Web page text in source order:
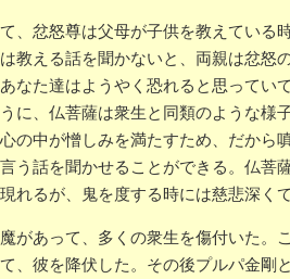
、忿怒尊は父母が子供を教えている
教える話を聞かないと、両親は忿怒
なた達はようやく恐れると思ってい
に、仏菩薩は衆生と同類のような様
の中が憎しみを満たすため、だから
う話を聞かせることができる。仏菩
れるが、鬼を度する時には慈悲深く
があって、多くの衆生を傷付いた。
、彼を降伏した。その後プルパ金剛